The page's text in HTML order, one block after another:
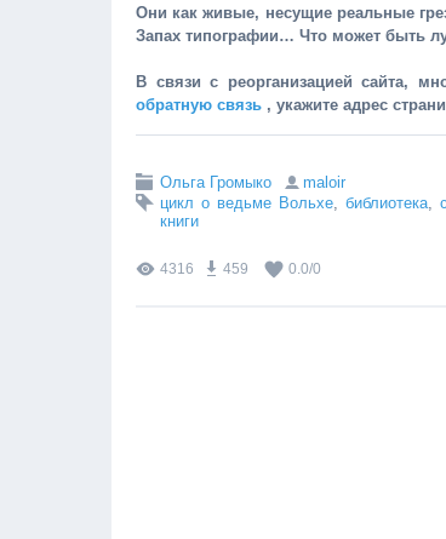
Они как живые, несущие реальные
Запах типографии… Что может быть
В связи с реорганизацией сайта,
обратную связь , укажите адрес
Ольга Громыко
maloir
цикл о ведьме Вольхе, библиотека,
книги
4316 459 0.0/0